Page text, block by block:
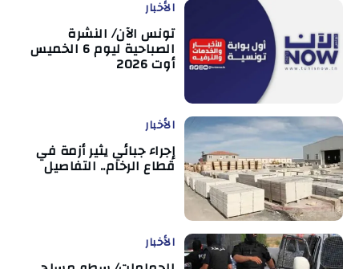
الأخبار
تونس الآن/ النشرة
الصباحية ليوم 6 الخميس
أوت 2026
الأخبار
إجراء جبائي يثير أزمة في
قطاع الرخام.. التفاصيل
الأخبار